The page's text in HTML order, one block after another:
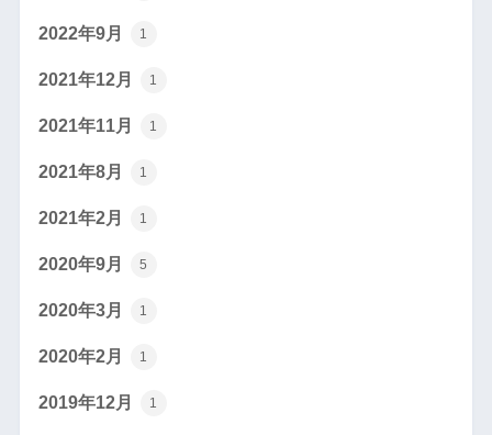
2022年9月 1
2021年12月 1
2021年11月 1
2021年8月 1
2021年2月 1
2020年9月 5
2020年3月 1
2020年2月 1
2019年12月 1